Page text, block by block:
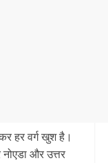
हर वर्ग खुश है।
और उत्तर